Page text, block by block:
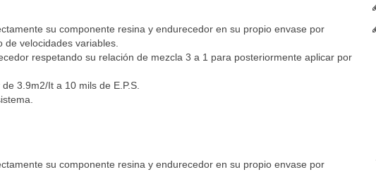
su componente resina y endurecedor en su propio envase por
velocidades variables.
respetando su relación de mezcla 3 a 1 para posteriormente aplicar por
3.9m2/It a 10 mils de E.P.S.
su componente resina y endurecedor en su propio envase por